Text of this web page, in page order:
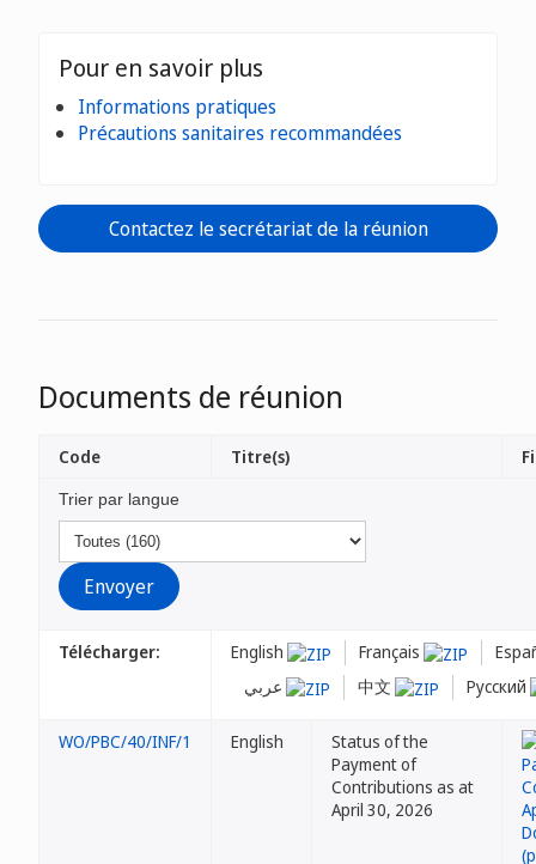
Pour en savoir plus
Informations pratiques
Précautions sanitaires recommandées
Contactez le secrétariat de la réunion
Documents de réunion
Trier par langue
Télécharger: English Français
中文 Русский
Code Titre(s)
WO/PBC/40/INF/1 English
Status of the
Payment of
Contributions as at
April 30, 2026